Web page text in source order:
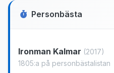
Personbästa
Ironman Kalmar (2017)
1805:a på personbästalistan